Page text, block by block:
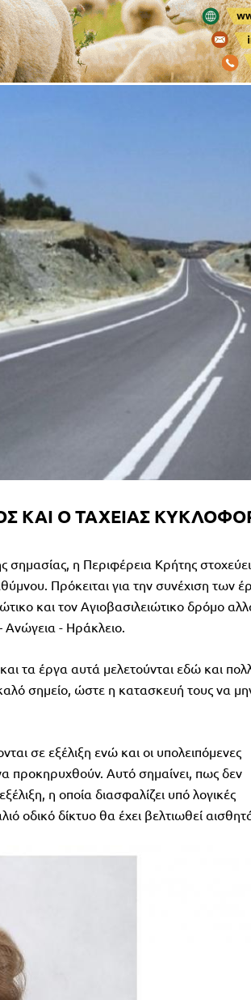
ΚΑΙ Ο ΤΑΧΕΙΑΣ
σημασίας, η Περιφέρεια Κρήτης
Πρόκειται για την συνέχιση των
και τον Αγιοβασιλειώτικο δρόμο
- Ηράκλειο.
τα έργα αυτά μελετούνται εδώ και
σημείο, ώστε η κατασκευή τους να
σε εξέλιξη ενώ και οι υπολειπόμενες
προκηρυχθούν. Αυτό σημαίνει, πως δεν
η οποία διασφαλίζει υπό λογικές
οδικό δίκτυο θα έχει βελτιωθεί